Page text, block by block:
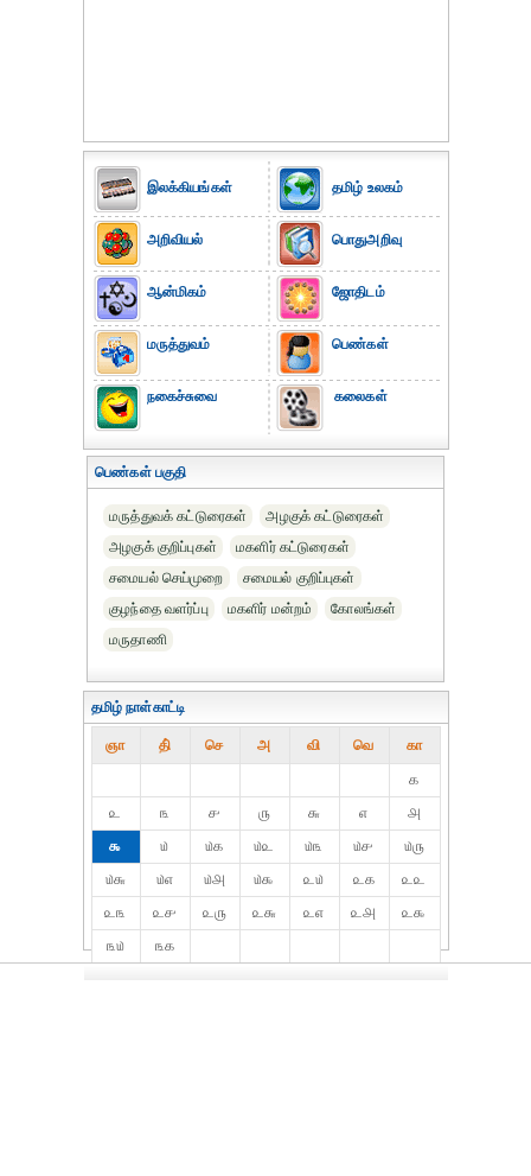
இலக்கியங்கள்
அறிவியல்
ஆன்மிகம்
மருத்துவம்
நகைச்சுவை
தமிழ் உலகம்
பொதுஅறிவு
ஜோதிடம்
பெண்கள்
கலைகள்
பெண்கள் பகுதி
மருத்துவக் கட்டுரைகள்
அழகுக் கட்டுரைகள்
அழகுக் குறிப்புகள்
மகளிர் கட்டுரைகள்
சமையல் செய்முறை
சமையல் குறிப்புகள்
குழந்தை வளர்ப்பு
மகளிர் மன்றம்
கோலங்கள்
மருதாணி
தமிழ் நாள்காட்டி
ஞா தி் செ அ வி வெ கா
௧
௨
௩ ௪ ௫ ௬ ௭
௮
௯
௰ ௰௧ ௰௨ ௰௩ ௰௪
௰௫
௰௬
௰௭ ௰௮ ௰௯ ௨௰ ௨௧
௨௨
௨௩
௨௪ ௨௫ ௨௬ ௨௭ ௨௮
௨௯
௩௰
௩௧